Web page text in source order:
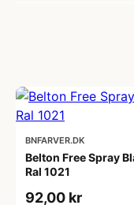
BNFARVER.DK
Belton Free Spray
Ral 1021
92,00 kr